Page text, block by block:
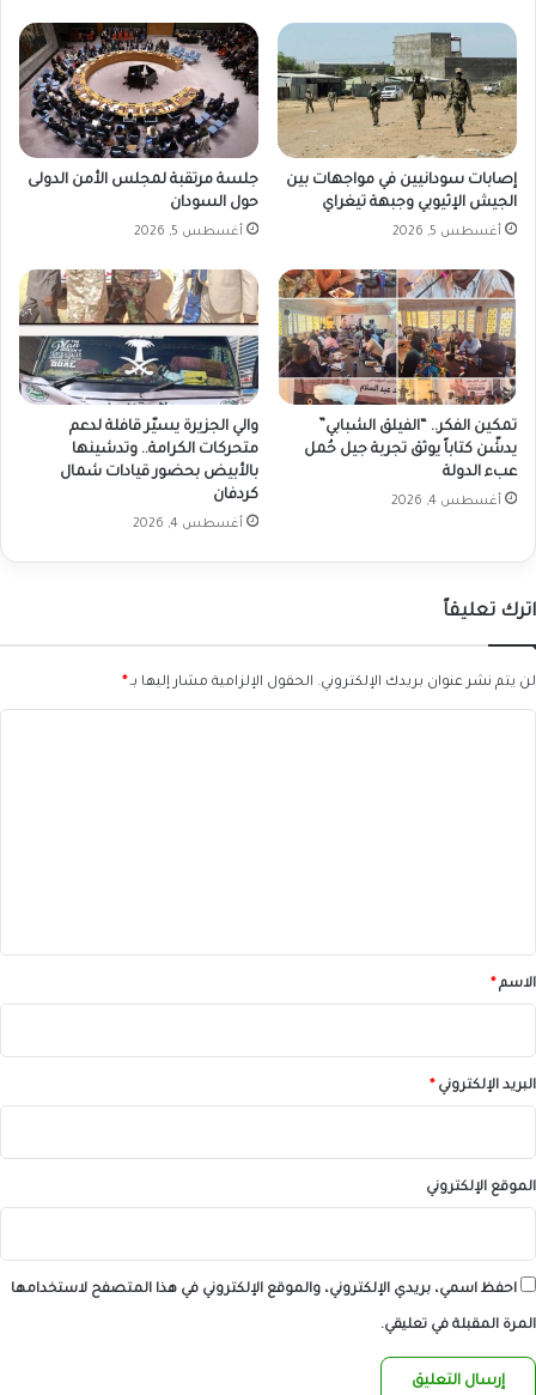
إصابات سودانيين في مواجهات بين
الجيش الإثيوبي وجبهة تيغراي
أغسطس 5, 2026
جلسة مرتقبة لمجلس الأمن الدولى
حول السودان
أغسطس 5, 2026
تمكين الفكر.. “الفيلق الشبابي”
يدشّن كتاباً يوثق تجربة جيل حُمل
عبء الدولة
أغسطس 4, 2026
والي الجزيرة يسيّر قافلة لدعم
متحركات الكرامة.. وتدشينها
بالأبيض بحضور قيادات شمال
كردفان
أغسطس 4, 2026
اترك تعليقاً
لن يتم نشر عنوان بريدك الإلكتروني. الحقول الإلزامية مشار إليها بـ*
*الاسم*
البريد الإلكتروني*
الموقع الإلكتروني
احفظ اسمي، بريدي الإلكتروني، والموقع الإلكتروني في هذا المتصفح لاستخدامها
المرة المقبلة في تعليقي.